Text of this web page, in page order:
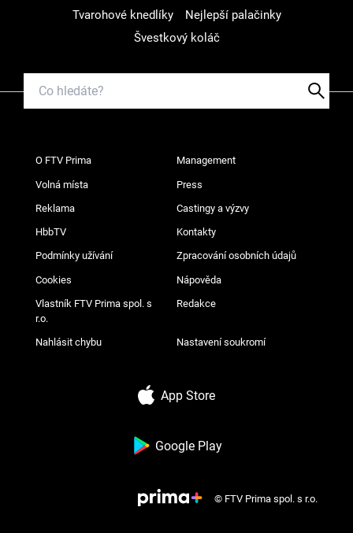
Tvarohové knedlíky
Nejlepší palačinky
Švestkový koláč
O FTV Prima Management
Volná místa Press
Reklama Castingy a výzvy
HbbTV Kontakty
Podmínky užívání Zpracování osobních údajů
Cookies Nápověda
Vlastník FTV Prima spol. s
r.o.
Redakce
Nahlásit chybu Nastavení soukromí
App Store
Google Play
© FTV Prima spol. s r.o.